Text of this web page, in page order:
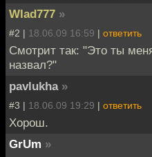
Wlad777 »
#2 | 18.06.09 16:59 | ответить
Смотрит так: "Это ты
назвал?"
pavlukha »
#3 | 18.06.09 19:29 | ответить
Хорош.
GrUm »